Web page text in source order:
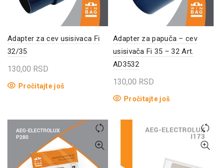
Adapter za cev usisivaca Fi
32/35
130,00 RSD
Pročitajte još
Adapter za papuča – cev
usisivača Fi 35 – 32 Art.
AD3532
130,00 RSD
Pročitajte još